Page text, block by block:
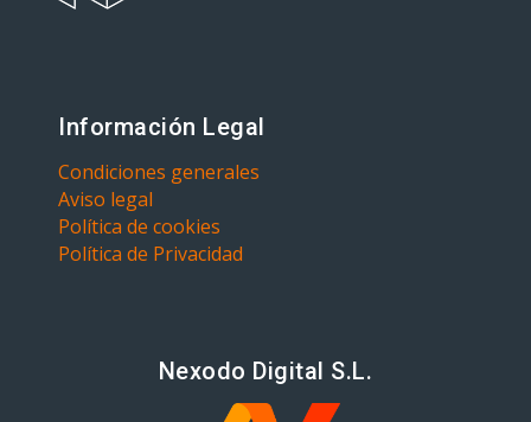
Información Legal
Condiciones generales
Aviso legal
Política de cookies
Política de Privacidad
Nexodo Digital S.L.